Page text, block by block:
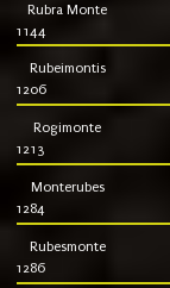
Rubra Monte
1144
Rubeimontis
1206
Rogimonte
1213
Monterubes
1284
Rubesmonte
1286